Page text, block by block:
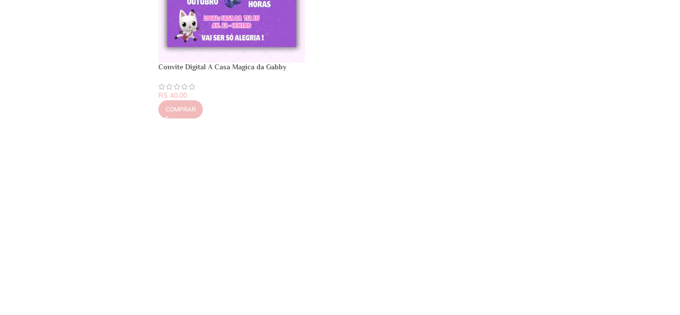
Convite Digital A Casa Magica da Gabby
R$40,00
COMPRAR